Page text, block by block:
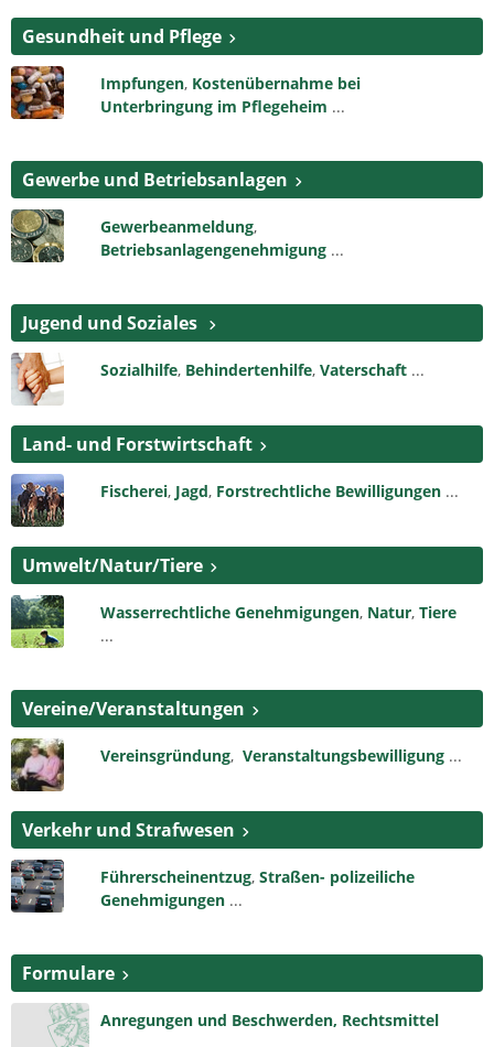
Gesundheit und Pflege
Impfungen, Kostenübernahme bei
Unterbringung im Pflegeheim ...
Gewerbe und Betriebsanlagen
Gewerbeanmeldung,
Betriebsanlagengenehmigung ...
Jugend und Soziales
Sozialhilfe, Behindertenhilfe,Vaterschaft ...
Land- und Forstwirtschaft
Fischerei, Jagd, Forstrechtliche Bewilligungen ...
Umwelt/Natur/Tiere
Wasserrechtliche Genehmigungen, Natur,Tiere
...
Vereine/Veranstaltungen
Vereinsgründung,Veranstaltungsbewilligung ...
Verkehr und Strafwesen
Führerscheinentzug,Straßen- polizeiliche
Genehmigungen ...
Formulare
Anregungen und Beschwerden, Rechtsmittel